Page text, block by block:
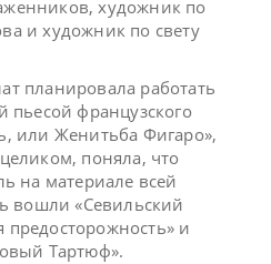
художник по
и художник по свету
планировала работать
пьесой французского
или Женитьба Фигаро»,
поняла, что
на материале всей
вошли «Севильский
и
Тартюф».